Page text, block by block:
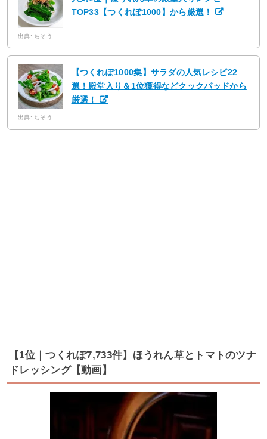
TOP33【つくれぽ1000】から厳選！
出典: ちそう
【つくれぽ1000集】サラダの人気レシピ22
選！殿堂入り＆1位獲得などクックパッドから
厳選！
出典: ちそう
【1位｜つくれぽ7,733件】ほうれん草とトマトのツナ
ドレッシング【動画】